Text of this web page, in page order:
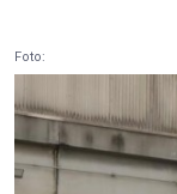
Foto: